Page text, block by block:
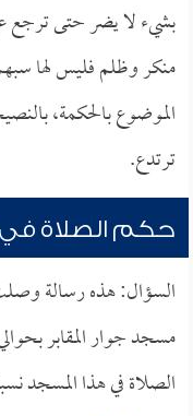
بشيء لا يضر حتى ترجع
منكر وظلم فليس لها
الموضوع بالحكمة،
ترتدع.
حكم الصلاة في
السؤال: هذه رسالة
مسجد جوار المقابر
الصلاة في هذا المسجد